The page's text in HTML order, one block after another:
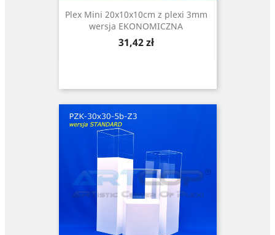
Plex Mini 20x10x10cm z plexi 3mm
wersja EKONOMICZNA
Cena
31,42 zł